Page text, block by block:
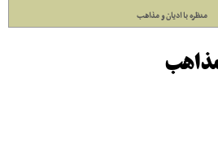
منظره با ادیان و مذاهب